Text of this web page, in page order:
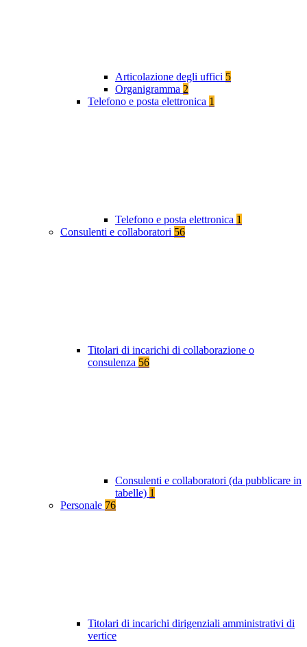
Articolazione degli uffici 5
Organigramma 2
Telefono e posta elettronica 1
Telefono e posta elettronica 1
Consulenti e collaboratori 56
Titolari di incarichi di collaborazione o
consulenza 56
Consulenti e collaboratori (da pubblicare in
tabelle) 1
Personale 76
Titolari di incarichi dirigenziali amministrativi di
vertice